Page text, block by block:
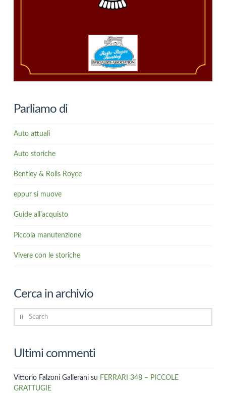
Parliamo di
Auto attuali
Auto storiche
Bentley & Rolls Royce
eppur si muove
Guide all'acquisto
Piccola manutenzione
Vivere con le storiche
Cerca in archivio
Search
Ultimi commenti
Vittorio Falzoni Galleranisu FERRARI 348 – PICCOLE
GRATTUGIE